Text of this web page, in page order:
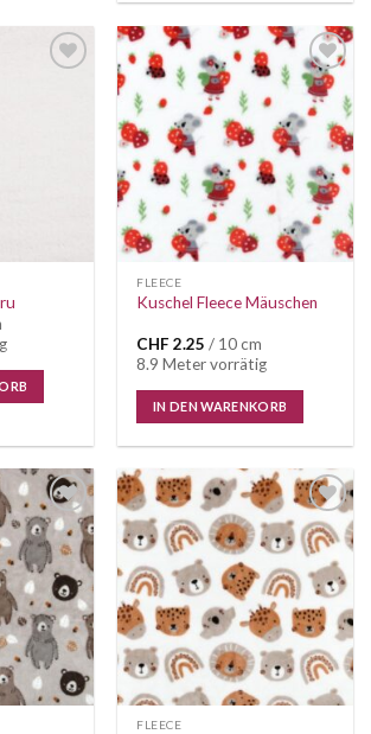
Auf die
Wunschliste
FLEECE
Kuschel Fleece Mäuschen
CHF 2.25 / 10 cm
8.9 Meter vorrätig
IN DEN WARENKORB
Auf die
Wunschliste
Auf die
Wunschliste
FLEECE